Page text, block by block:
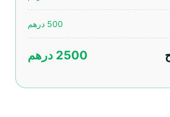
500 درهم
2500 درهم